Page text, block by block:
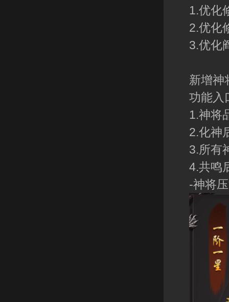
1.优化
2.优化
3.优化
新增神
功能入
1.神将
2.化神
3.所有
4.共鸣
-神将